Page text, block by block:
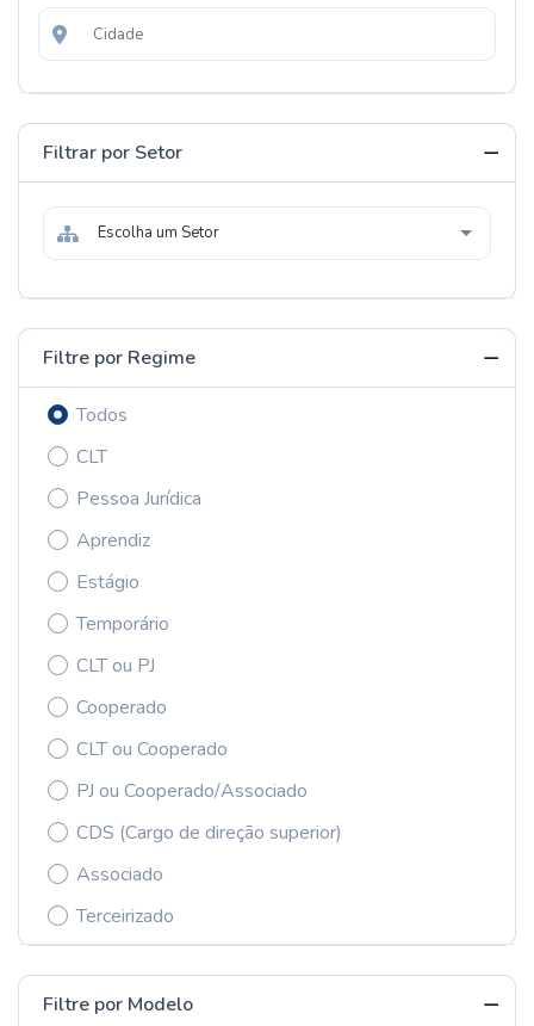
Filtrar por Setor
Escolha um Setor
Filtre por Regime
Todos
CLT
Pessoa Jurídica
Aprendiz
Estágio
Temporário
CLT ou PJ
Cooperado
CLT ou Cooperado
PJ ou Cooperado/Associado
CDS (Cargo de direção superior)
Associado
Terceirizado
Filtre por Modelo